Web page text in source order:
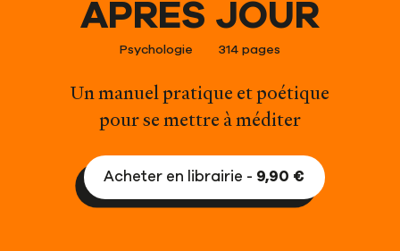
APRÈS JOUR
Psychologie 314 pages
Un manuel pratique et poétique
pour se mettre à méditer
Acheter en librairie - 9,90 €